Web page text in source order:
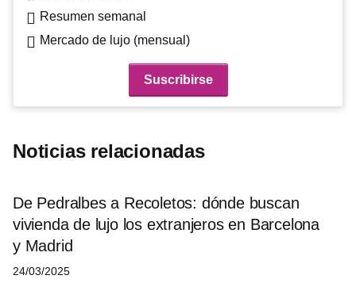
Resumen semanal
Mercado de lujo (mensual)
Noticias relacionadas
De Pedralbes a Recoletos: dónde buscan
vivienda de lujo los extranjeros en Barcelona
y Madrid
24/03/2025